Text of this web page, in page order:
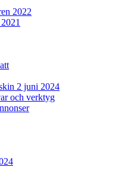
2022
2 juni 2024
och verktyg